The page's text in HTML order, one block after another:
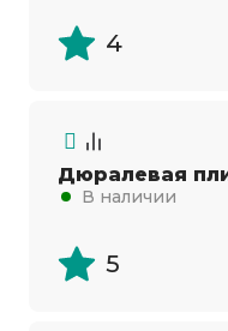
4
Дюралевая
В наличии
5